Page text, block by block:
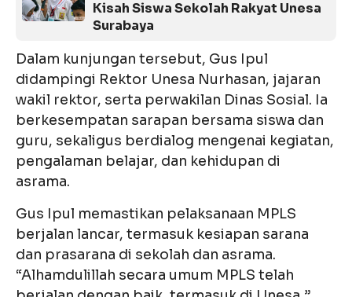
Kisah Siswa Sekolah Rakyat Unesa
Surabaya
Dalam kunjungan tersebut, Gus Ipul
didampingi Rektor Unesa Nurhasan, jajaran
wakil rektor, serta perwakilan Dinas Sosial. Ia
berkesempatan sarapan bersama siswa dan
guru, sekaligus berdialog mengenai kegiatan,
pengalaman belajar, dan kehidupan di
asrama.
Gus Ipul memastikan pelaksanaan MPLS
berjalan lancar, termasuk kesiapan sarana
dan prasarana di sekolah dan asrama.
“Alhamdulillah secara umum MPLS telah